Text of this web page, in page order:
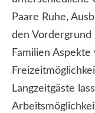
Paare Ruhe,
den
Familien
Langzeitgäste